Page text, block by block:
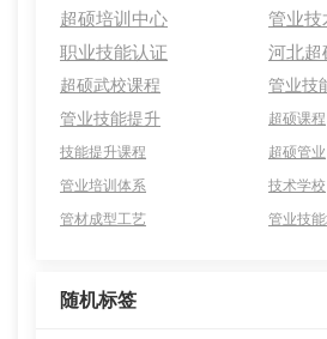
超硕培训中心
管业技
职业技能认证
河北超
超硕武校课程
管业技
管业技能提升
超硕课程
技能提升课程
超硕管业
管业培训体系
技术学校
管材成型工艺
管业技
随机标签